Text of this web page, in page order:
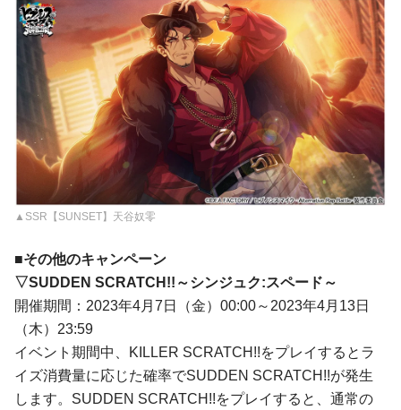
▲SSR【SUNSET】天谷奴零
■その他のキャンペーン
▽SUDDEN SCRATCH!!～シンジュク:スペード～
開催期間：2023年4月7日（金）00:00～2023年4月13日
（木）23:59
イベント期間中、KILLER SCRATCH!!をプレイするとラ
イズ消費量に応じた確率でSUDDEN SCRATCH!!が発生
します。SUDDEN SCRATCH!!をプレイすると、通常の